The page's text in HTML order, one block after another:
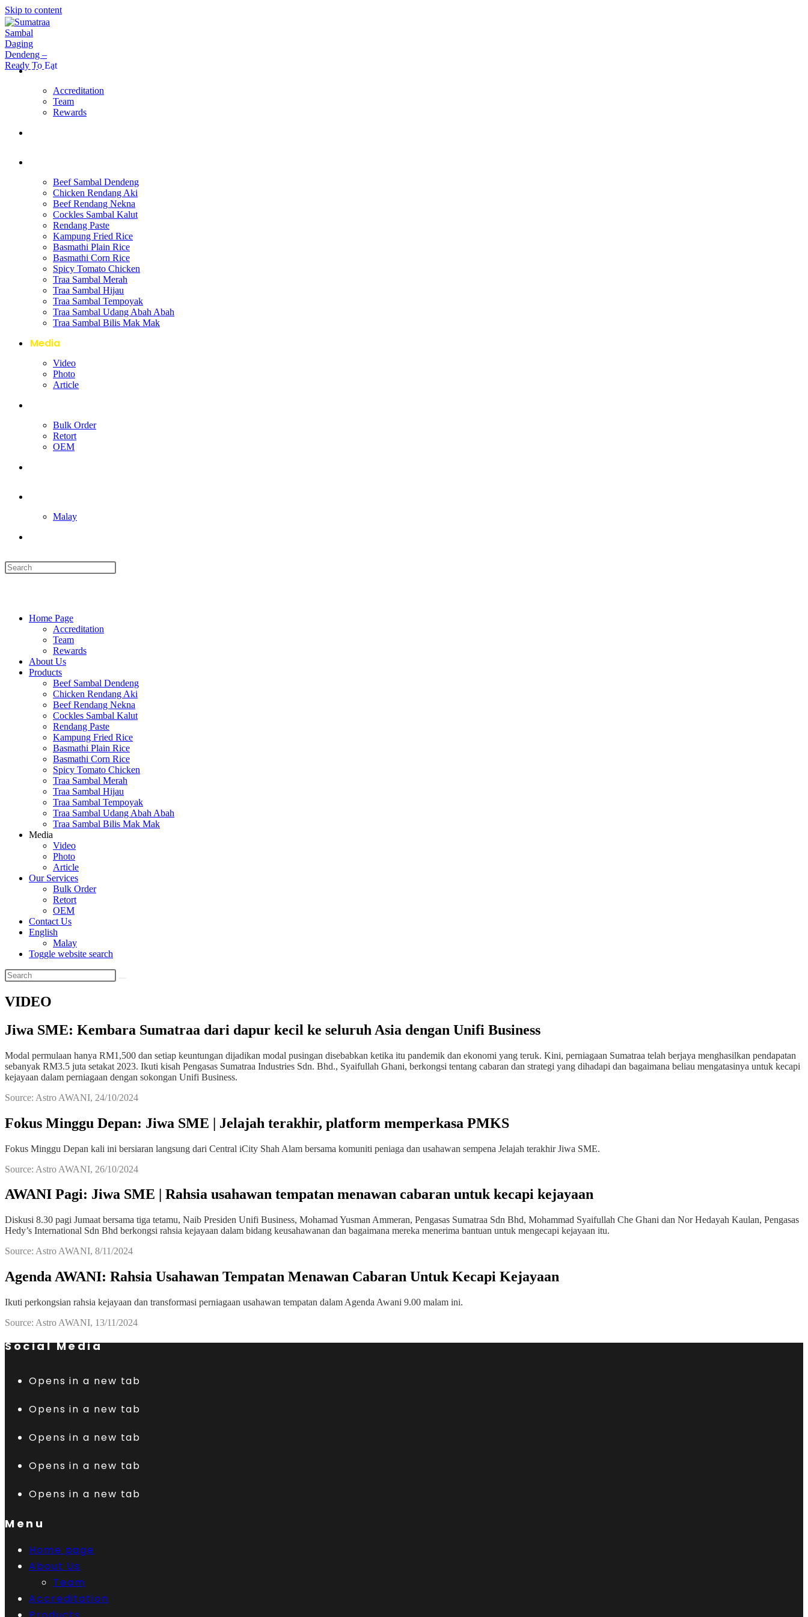
Skip to content
Home Page
Accreditation
Team
Rewards
Beef Sambal Dendeng
Chicken Rendang Aki
Beef Rendang Nekna
Cockles Sambal Kalut
Rendang Paste
Kampung Fried Rice
Basmathi Plain Rice
Basmathi Corn Rice
Spicy Tomato Chicken
Traa Sambal Merah
Traa Sambal Hijau
Traa Sambal Tempoyak
Traa Sambal Udang Abah Abah
Traa Sambal Bilis Mak Mak
Media
Video
Photo
Article
Bulk Order
Retort
OEM
Malay
Home Page
Accreditation
Team
Rewards
About Us
Products
Beef Sambal Dendeng
Chicken Rendang Aki
Beef Rendang Nekna
Cockles Sambal Kalut
Rendang Paste
Kampung Fried Rice
Basmathi Plain Rice
Basmathi Corn Rice
Spicy Tomato Chicken
Traa Sambal Merah
Traa Sambal Hijau
Traa Sambal Tempoyak
Traa Sambal Udang Abah Abah
Traa Sambal Bilis Mak Mak
Media
Video
Photo
Article
Our Services
Bulk Order
Retort
OEM
Contact Us
English
Malay
Toggle website search
VIDEO
Jiwa SME: Kembara Sumatraa dari dapur kecil ke seluruh Asia dengan Unifi Business
Modal permulaan hanya RM1,500 dan setiap keuntungan dijadikan modal pusingan disebabkan ketika itu pandemik dan ekonomi yang teruk. Kini, perniagaan Sumatraa telah berjaya menghasilkan pendapatan
sebanyak RM3.5 juta setakat 2023. Ikuti kisah Pengasas Sumatraa Industries Sdn. Bhd., Syaifullah Ghani, berkongsi tentang cabaran dan strategi yang dihadapi dan bagaimana beliau mengatasinya untuk kecapi
kejayaan dalam perniagaan dengan sokongan Unifi Business.
Source: Astro AWANI, 24/10/2024
Fokus Minggu Depan: Jiwa SME | Jelajah terakhir, platform memperkasa PMKS
Fokus Minggu Depan kali ini bersiaran langsung dari Central iCity Shah Alam bersama komuniti peniaga dan usahawan sempena Jelajah terakhir Jiwa SME.
Source: Astro AWANI, 26/10/2024
AWANI Pagi: Jiwa SME | Rahsia usahawan tempatan menawan cabaran untuk kecapi kejayaan
Diskusi 8.30 pagi Jumaat bersama tiga tetamu, Naib Presiden Unifi Business, Mohamad Yusman Ammeran, Pengasas Sumatraa Sdn Bhd, Mohammad Syaifullah Che Ghani dan Nor Hedayah Kaulan, Pengasas
Hedy’s International Sdn Bhd berkongsi rahsia kejayaan dalam bidang keusahawanan dan bagaimana mereka menerima bantuan untuk mengecapi kejayaan itu.
Source: Astro AWANI, 8/11/2024
Agenda AWANI: Rahsia Usahawan Tempatan Menawan Cabaran Untuk Kecapi Kejayaan
Ikuti perkongsian rahsia kejayaan dan transformasi perniagaan usahawan tempatan dalam Agenda Awani 9.00 malam ini.
Source: Astro AWANI, 13/11/2024
Social Media
Opens in a new tab
Opens in a new tab
Opens in a new tab
Opens in a new tab
Opens in a new tab
Menu
Home page
About Us
Team
Accreditation